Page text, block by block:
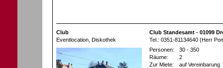
Club
Eventlocation , Diskothek
Club Standesamt - 01099
Tel.: 0351-81134640 (Herr
Personen:
30 - 350
Räume:
2
Zur Miete:
auf Vereinbarung